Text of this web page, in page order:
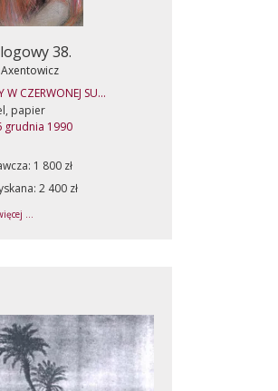
38.
W CZERWONEJ SU...
papier
grudnia 1990
1 800 zł
2 400 zł
...